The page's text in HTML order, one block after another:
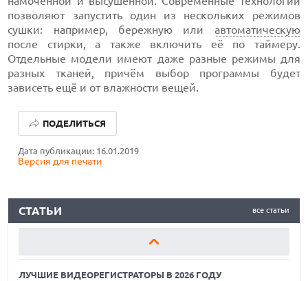
позволяют запустить один из нескольких режимов
сушки: например, бережную или автоматическую
после стирки, а также включить её по таймеру.
Отдельные модели имеют даже разные режимы для
разных тканей, причём выбор программы будет
зависеть ещё и от влажности вещей.
Дата публикации: 16.01.2019
Версия для печати
ПОДЕЛИТЬСЯ
все статьи
СТАТЬИ
КАК БЕЗОПАСНО КУПИТЬ Б/У СМАРТФОН
ОБЗОР ПЫЛЕСОСА DREAME Z40 AQUACYCLE PRO
ОБЗОР ПЫЛЕСОСА DREAME Z40 AQUACYCLE PRO
ЛУЧШИЕ ВИДЕОРЕГИСТРАТОРЫ В 2026 ГОДУ